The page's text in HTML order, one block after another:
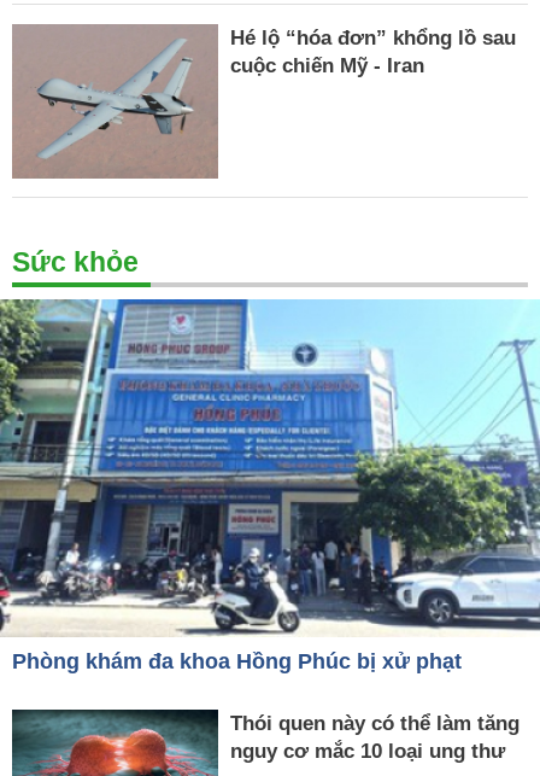
Hé lộ “hóa đơn” khổng lồ sau
cuộc chiến Mỹ - Iran
Sức khỏe
Phòng khám đa khoa Hồng Phúc bị xử phạt
Thói quen này có thể làm tăng
nguy cơ mắc 10 loại ung thư